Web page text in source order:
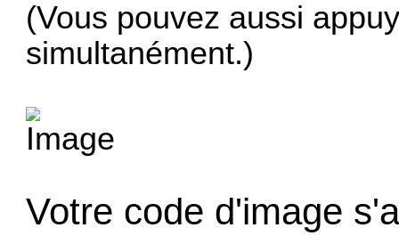
(Vous pouvez aussi
simultanément.)
Votre code d'image